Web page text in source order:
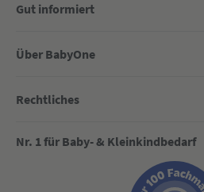
Gut informiert
Über BabyOne
Rechtliches
Nr. 1 für Baby- & Kleinkindbedarf